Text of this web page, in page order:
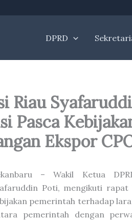
DPRD
Riau
Pasca
Ekspor
– Wakil Ketua
Poti, mengikuti rapat
pemerintah terhadap
pemerintah dengan